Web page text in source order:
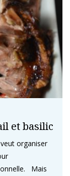
et basilic
organiser
Mais